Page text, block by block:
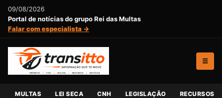
09/08/2026
Portal de notícias do grupo Rei das Multas
Falar com especialista →
☰
MULTAS LEI SECA CNH LEGISLAÇÃO RECURSOS